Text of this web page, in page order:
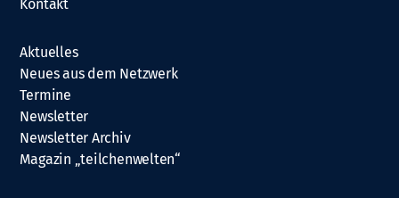
Kontakt
Aktuelles
Neues aus dem Netzwerk
Termine
Newsletter
Newsletter Archiv
Magazin „teilchenwelten“